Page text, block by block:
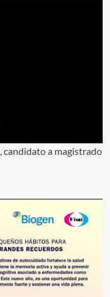
candidato a magistrado